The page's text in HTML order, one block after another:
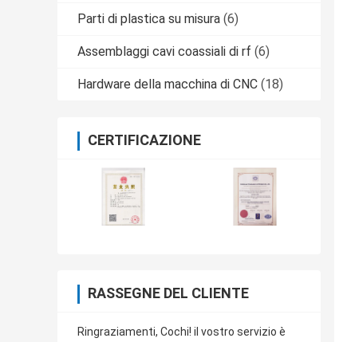
Parti di plastica su misura (6)
Assemblaggi cavi coassiali di rf (6)
Hardware della macchina di CNC (18)
CERTIFICAZIONE
RASSEGNE DEL CLIENTE
Ringraziamenti, Cochi! il vostro servizio è